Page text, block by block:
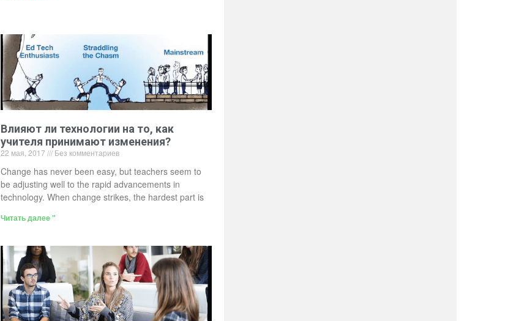
Влияют ли технологии на то, как
учителя принимают изменения?
22 мая, 2017 Без комментариев
Change has never been easy, but teachers seem to
be adjusting well to the rapid advancements in
technology. When change strikes, the hardest part is
Читать далее "